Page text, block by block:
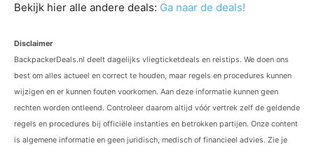
Bekijk hier alle andere deals: Ga naar de deals!
Disclaimer
BackpackerDeals.nl deelt dagelijks vliegticketdeals en reistips. We doen ons
best om alles actueel en correct te houden, maar regels en procedures kunnen
wijzigen en er kunnen fouten voorkomen. Aan deze informatie kunnen geen
rechten worden ontleend. Controleer daarom altijd vóór vertrek zelf de geldende
regels en procedures bij officiële instanties en betrokken partijen. Onze content
is algemene informatie en geen juridisch, medisch of financieel advies. Zie je